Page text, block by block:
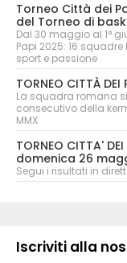
Torneo Città dei
del Torneo di
Dal 30 maggio al 1°
Papi 2025: 16
sport e passione
TORNEO CITTÀ
La squadra romana
consecutivo della
MMX
TORNEO CITTA'
domenica 26
Segui i risultati in
Iscriviti alla